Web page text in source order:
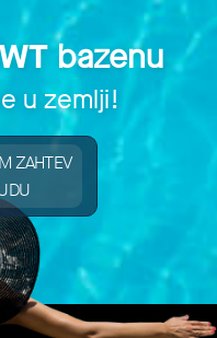
bazenu
u zemlji!
ZAHTEV